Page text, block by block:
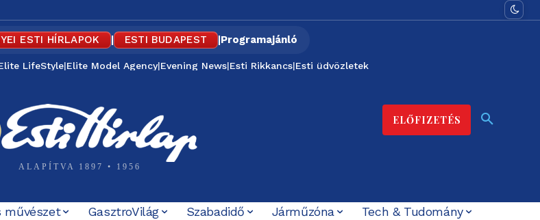
ESTI HÍRLAPOK | ESTI BUDAPEST |Programajánló
LifeStyle|Elite Model Agency|Evening News|Esti Rikkancs|Esti üdvözletek
ALAPÍTVA 1897 • 1956
ELŐFIZETÉS
művészet GasztroVilág Szabadidő Járműzóna
Tech & Tudomány